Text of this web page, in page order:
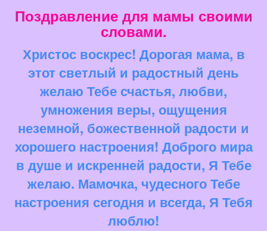
Поздравление для мамы своими
словами.
Христос воскрес! Дорогая мама, в
этот светлый и радостный день
желаю Тебе счастья, любви,
умножения веры, ощущения
неземной, божественной радости и
хорошего настроения! Доброго мира
в душе и искренней радости, Я Тебе
желаю. Мамочка, чудесного Тебе
настроения сегодня и всегда, Я Тебя
люблю!